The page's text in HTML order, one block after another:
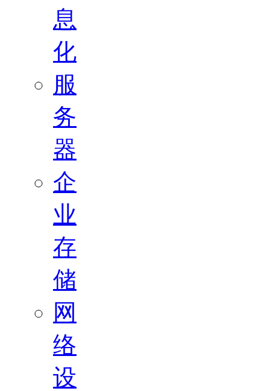
息
化
服
务
器
企
业
存
储
网
络
设